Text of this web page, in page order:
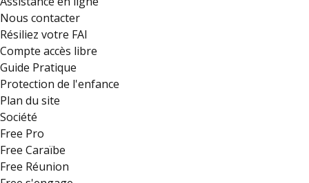
Nous contacter
Résiliez votre FAI
Compte accès libre
Guide Pratique
Protection de l'enfance
Plan du site
Société
Free Pro
Free Caraïbe
Free Réunion